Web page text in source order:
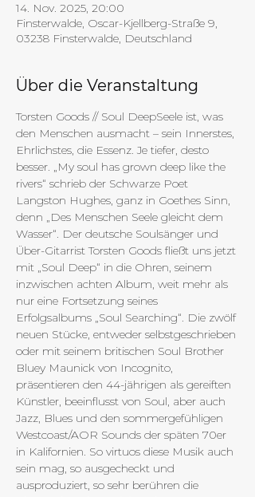
14. Nov. 2025, 20:00
Finsterwalde, Oscar-Kjellberg-Straße 9,
03238 Finsterwalde, Deutschland
Über die Veranstaltung
Torsten Goods // Soul DeepSeele ist, was
den Menschen ausmacht – sein Innerstes,
Ehrlichstes, die Essenz. Je tiefer, desto
besser. „My soul has grown deep like the
rivers“ schrieb der Schwarze Poet
Langston Hughes, ganz in Goethes Sinn,
denn „Des Menschen Seele gleicht dem
Wasser“. Der deutsche Soulsänger und
Über-Gitarrist Torsten Goods fließt uns jetzt
mit „Soul Deep“ in die Ohren, seinem
inzwischen achten Album, weit mehr als
nur eine Fortsetzung seines
Erfolgsalbums „Soul Searching“. Die zwölf
neuen Stücke, entweder selbstgeschrieben
oder mit seinem britischen Soul Brother
Bluey Maunick von Incognito,
präsentieren den 44-jährigen als gereiften
Künstler, beeinflusst von Soul, aber auch
Jazz, Blues und den sommergefühligen
Westcoast/AOR Sounds der späten 70er
in Kalifornien. So virtuos diese Musik auch
sein mag, so ausgecheckt und
ausproduziert, so sehr berühren die